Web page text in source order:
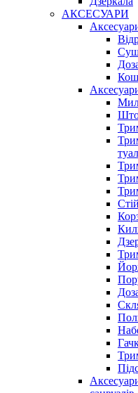
АКСЕСУАРИ